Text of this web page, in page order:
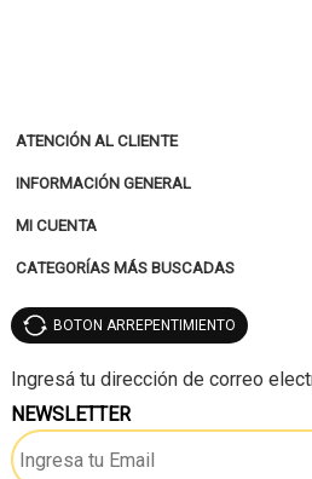
ATENCIÓN AL CLIENTE
INFORMACIÓN GENERAL
MI CUENTA
CATEGORÍAS MÁS BUSCADAS
BOTON ARREPENTIMIENTO
NEWSLETTER